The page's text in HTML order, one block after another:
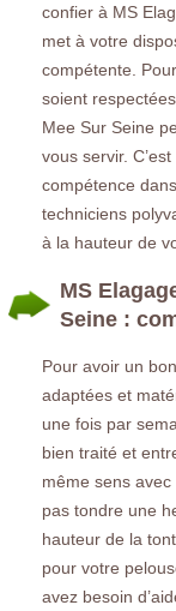
confier à MS
met à votre
compétente.
soient
Mee Sur Seine
vous servir.
compétence
techniciens
à la hauteur de
MS
Seine :
Pour avoir un
adaptées et
une fois par
bien traité et
même sens
pas tondre une
hauteur de la
pour votre
avez besoin